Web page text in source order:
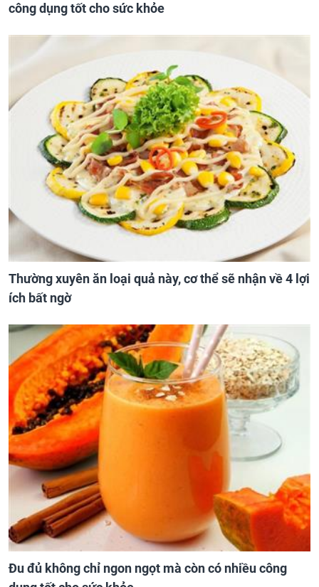
công dụng tốt cho sức khỏe
Thường xuyên ăn loại quả này, cơ thể sẽ nhận về 4 lợi
ích bất ngờ
Đu đủ không chỉ ngon ngọt mà còn có nhiều công